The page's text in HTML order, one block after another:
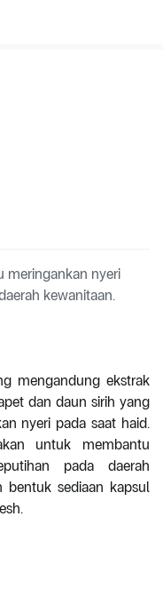
meringankan nyeri
kewanitaan.
mengandung ekstrak
dan daun sirih yang
nyeri pada saat haid.
untuk membantu
pada daerah
bentuk sediaan kapsul